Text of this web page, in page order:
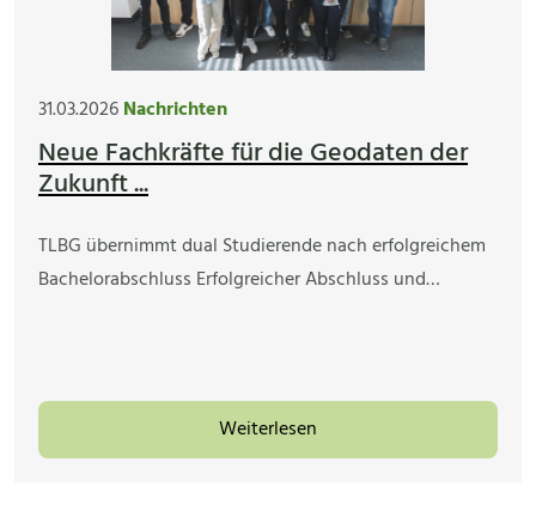
31.03.2026Nachrichten
Neue Fachkräfte für die Geodaten der
Zukunft ...
TLBG übernimmt dual Studierende nach erfolgreichem
Bachelorabschluss Erfolgreicher Abschluss und…
Weiterlesen